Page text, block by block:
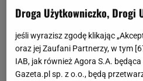
Droga Użytkowniczko, Drogi
jeśli wyrazisz zgodę klikając
oraz jej Zaufani Partnerzy, w tym [
IAB, jak również Agora S.A.
Gazeta.pl sp. z o.o., będą